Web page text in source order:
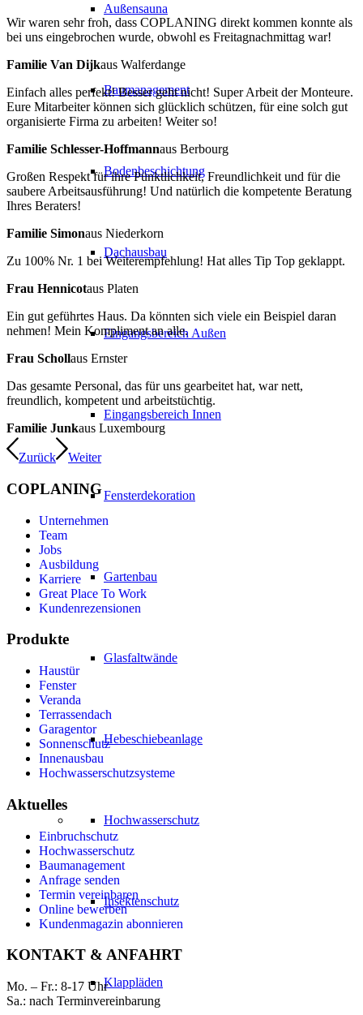
Außensauna
Baumanagement
Bodenbeschichtung
Dachausbau
Eingangsbereich Außen
Eingangsbereich Innen
Fensterdekoration
Gartenbau
Glasfaltwände
Hebeschiebeanlage
Hochwasserschutz
Insektenschutz
Klappläden
Wir waren sehr froh, dass COPLANING direkt kommen konnte als
bei uns eingebrochen wurde, obwohl es Freitagnachmittag war!
Familie Van Dijkaus Walferdange
Einfach alles perfekt! Besser geht nicht! Super Arbeit der Monteure.
Eure Mitarbeiter können sich glücklich schützen, für eine solch gut
organisierte Firma zu arbeiten! Weiter so!
Familie Schlesser-Hoffmannaus Berbourg
Großen Respekt für ihre Pünktlichkeit, Freundlichkeit und für die
saubere Arbeitsausführung! Und natürlich die kompetente Beratung
Ihres Beraters!
Familie Simonaus Niederkorn
Zu 100% Nr. 1 bei Weiterempfehlung! Hat alles Tip Top geklappt.
Frau Hennicotaus Platen
Ein gut geführtes Haus. Da könnten sich viele ein Beispiel daran
nehmen! Mein Kompliment an alle.
Frau Schollaus Ernster
Das gesamte Personal, das für uns gearbeitet hat, war nett,
freundlich, kompetent und arbeitstüchtig.
Familie Junkaus Luxembourg
Zurück Weiter
COPLANING
Unternehmen
Team
Jobs
Ausbildung
Karriere
Great Place To Work
Kundenrezensionen
Produkte
Haustür
Fenster
Veranda
Terrassendach
Garagentor
Sonnenschutz
Innenausbau
Hochwasserschutzsysteme
Aktuelles
Einbruchschutz
Hochwasserschutz
Baumanagement
Anfrage senden
Termin vereinbaren
Online bewerben
Kundenmagazin abonnieren
KONTAKT & ANFAHRT
Mo. – Fr.: 8-17 Uhr
Sa.: nach Terminvereinbarung